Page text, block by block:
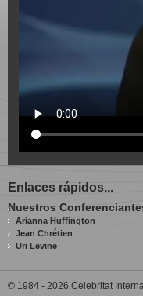
Enlaces rápidos...
Nuestros
Arianna Huffington
Jean Chrétien
Uri Levine
© 1984 - 2026 Celebritat